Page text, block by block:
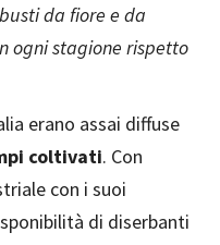
da fiore e da
ogni stagione rispetto
erano assai diffuse
coltivati. Con
con i suoi
di diserbanti